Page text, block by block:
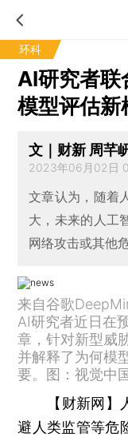
环科
AI研究者联
模型评估新
文｜财新 周芊
2023年06月02日
文章认为，随着
大，未来的人工
网络攻击或其他
来自谷歌
AI研究者近日在
章，针对新型威
并解释了为何模
要。图：视觉中
【财新网】
避人类监管等危